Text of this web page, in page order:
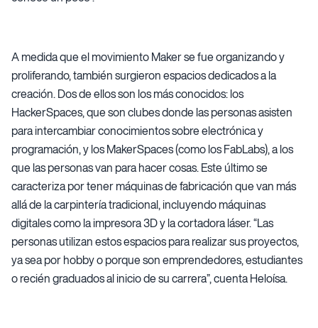
A medida que el movimiento Maker se fue organizando y
proliferando, también surgieron espacios dedicados a la
creación. Dos de ellos son los más conocidos: los
HackerSpaces, que son clubes donde las personas asisten
para intercambiar conocimientos sobre electrónica y
programación, y los MakerSpaces (como los FabLabs), a los
que las personas van para hacer cosas. Este último se
caracteriza por tener máquinas de fabricación que van más
allá de la carpintería tradicional, incluyendo máquinas
digitales como la impresora 3D y la cortadora láser. “Las
personas utilizan estos espacios para realizar sus proyectos,
ya sea por hobby o porque son emprendedores, estudiantes
o recién graduados al inicio de su carrera”, cuenta Heloísa.